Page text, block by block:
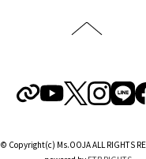
© Copyright(c) Ms.OOJA ALL RIGHTS